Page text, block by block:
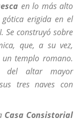
en lo más alto
erigida en el
Se construyó sobre
que, a su vez,
templo romano.
del altar mayor
tres naves con
Casa Consistorial